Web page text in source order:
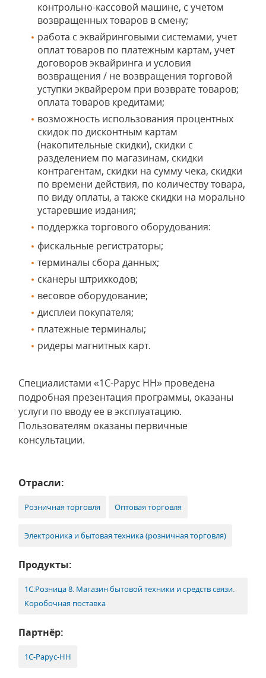
контрольно-кассовой машине, с учетом
возвращенных товаров в смену;
работа с эквайринговыми системами, учет
оплат товаров по платежным картам, учет
договоров эквайринга и условия
возвращения / не возвращения торговой
уступки эквайрером при возврате товаров;
оплата товаров кредитами;
возможность использования процентных
скидок по дисконтным картам
(накопительные скидки), скидки с
разделением по магазинам, скидки
контрагентам, скидки на сумму чека, скидки
по времени действия, по количеству товара,
по виду оплаты, а также скидки на морально
устаревшие издания;
поддержка торгового оборудования:
фискальные регистраторы;
терминалы сбора данных;
сканеры штрихкодов;
весовое оборудование;
дисплеи покупателя;
платежные терминалы;
ридеры магнитных карт.
Специалистами «1С-Рарус НН» проведена
подробная презентация программы, оказаны
услуги по вводу ее в эксплуатацию.
Пользователям оказаны первичные
консультации.
Отрасли:
Розничная торговля Оптовая торговля
Электроника и бытовая техника (розничная торговля)
Продукты:
1С:Розница 8. Магазин бытовой техники и средств связи.
Коробочная поставка
Партнёр:
1С‑Рарус-НН